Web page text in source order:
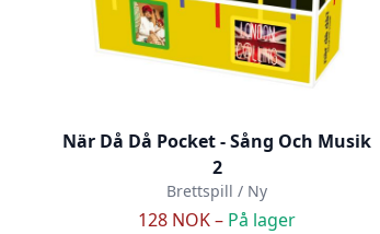
När Då Då Pocket - Sång Och Musik
2
Brettspill / Ny
128 NOK – På lager